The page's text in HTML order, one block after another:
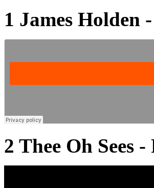
1 James
2 Thee Oh Sees